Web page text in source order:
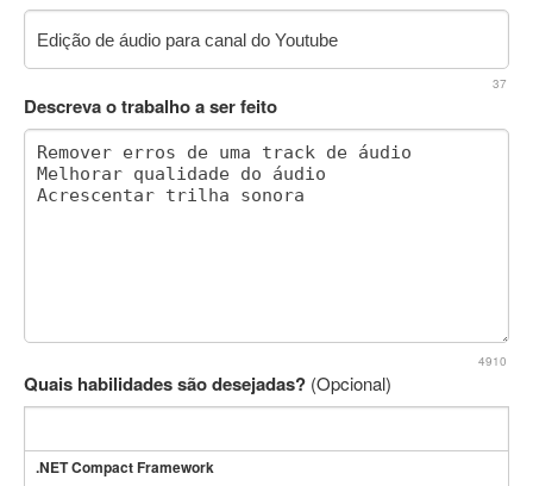
37
Descreva o trabalho a ser feito
4910
Quais habilidades são desejadas? (Opcional)
.NET Compact Framework